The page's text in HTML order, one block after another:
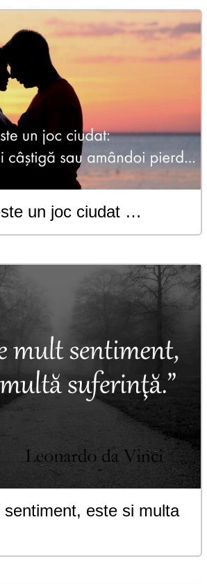
un joc ciudat …
sentiment, este si multa